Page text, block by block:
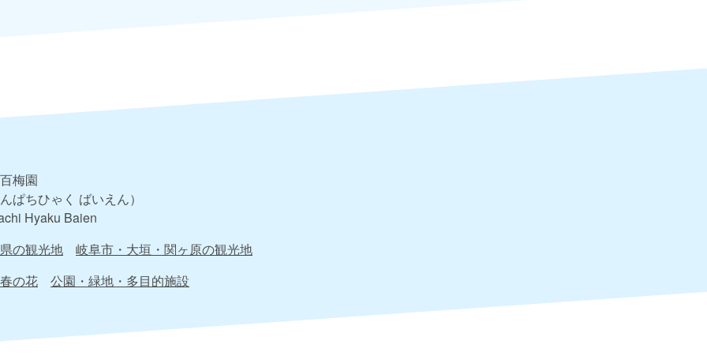
梅園
ぱちひゃく ばいえん）
Hyaku Baien
の観光地
岐阜市・大垣・関ヶ原の観光地
の花
公園・緑地・多目的施設